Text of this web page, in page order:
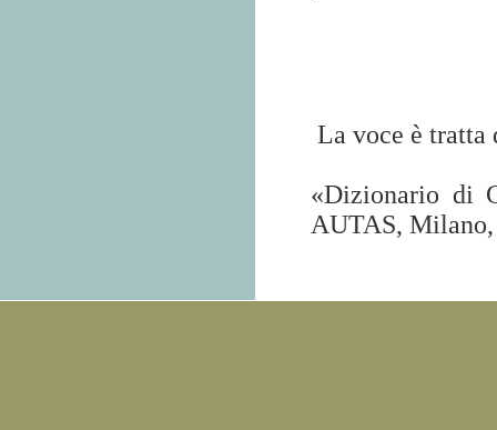
La voce è tratta
«Dizionario di
AUTAS,